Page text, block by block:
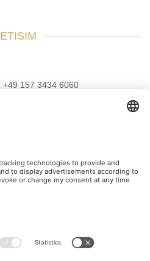
157 3434 6060
EDIN BIZI